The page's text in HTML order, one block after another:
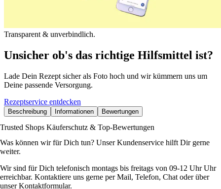
Transparent & unverbindlich.
Unsicher ob's das richtige Hilfsmittel ist?
Lade Dein Rezept sicher als Foto hoch und wir kümmern uns um
Deine passende Versorgung.
Rezeptservice entdecken
Beschreibung Informationen Bewertungen
Trusted Shops Käuferschutz & Top-Bewertungen
Was können wir für Dich tun? Unser Kundenservice hilft Dir gerne
weiter.
Wir sind für Dich telefonisch montags bis freitags von 09-12 Uhr Uhr
erreichbar. Kontaktiere uns gerne per Mail, Telefon, Chat oder über
unser Kontaktformular.